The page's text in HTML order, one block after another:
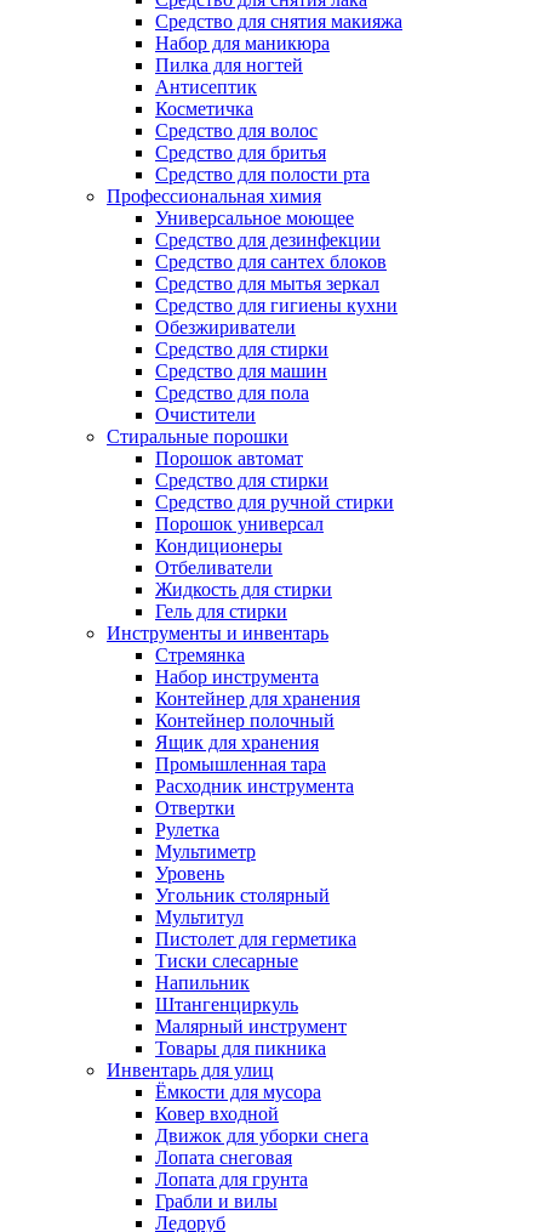
Средство для снятия макияжа
Набор для маникюра
Пилка для ногтей
Антисептик
Косметичка
Средство для волос
Средство для бритья
Средство для полости рта
Профессиональная химия
Универсальное моющее
Средство для дезинфекции
Средство для сантех блоков
Средство для мытья зеркал
Средство для гигиены кухни
Обезжириватели
Средство для стирки
Средство для машин
Средство для пола
Очистители
Стиральные порошки
Порошок автомат
Средство для стирки
Средство для ручной стирки
Порошок универсал
Кондиционеры
Отбеливатели
Жидкость для стирки
Гель для стирки
Инструменты и инвентарь
Стремянка
Набор инструмента
Контейнер для хранения
Контейнер полочный
Ящик для хранения
Промышленная тара
Расходник инструмента
Отвертки
Рулетка
Мультиметр
Уровень
Угольник столярный
Мультитул
Пистолет для герметика
Тиски слесарные
Напильник
Штангенциркуль
Малярный инструмент
Товары для пикника
Инвентарь для улиц
Ёмкости для мусора
Ковер входной
Движок для уборки снега
Лопата снеговая
Лопата для грунта
Грабли и вилы
Ледоруб